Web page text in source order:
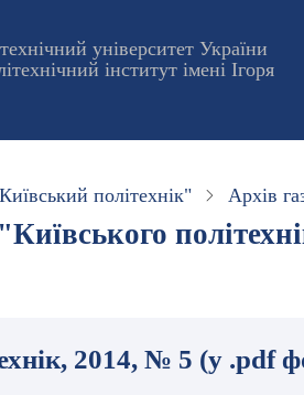
університет України
інститут імені Ігоря
політехнік" Архів
2014, № 5 (у .pdf